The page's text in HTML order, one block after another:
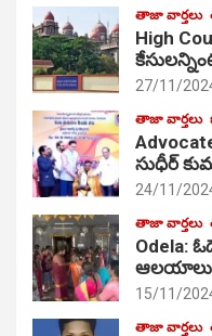
తాజా వార్తలు
High
27/11/
తాజా వార్తలు
సుధీర్
24/11/
తాజా వార్తలు
Odela:
ఆల‌యాలు
15/11/
తాజా వార్తలు